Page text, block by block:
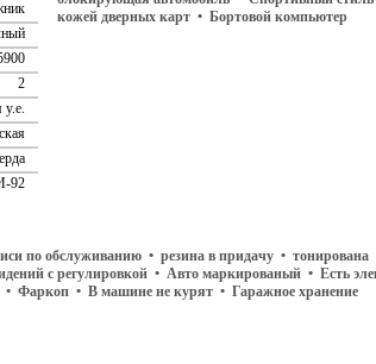
2
у.е.
92
кожей дверных карт • Бортовой компьютер
по обслуживанию • резина в придачу •
с регулировкой • Авто маркированый • Есть
• Фаркоп • В машине не курят • Гаражное хранение